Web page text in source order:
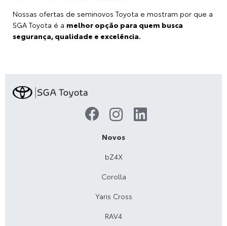
Nossas ofertas de seminovos Toyota e mostram por que a
SGA Toyota é a melhor opção para quem busca
segurança, qualidade e excelência.
Novos
bZ4X
Corolla
Yaris Cross
RAV4